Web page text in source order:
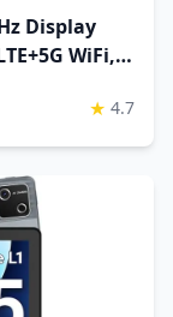
Display
WiFi,
OTG★ 4.7